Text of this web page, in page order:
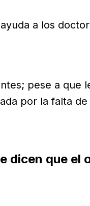
a los
pese a que
por la falta
dicen que el